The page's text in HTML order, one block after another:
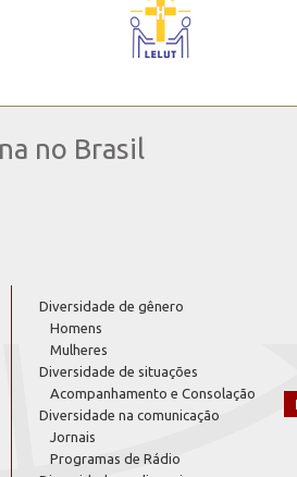
no Brasil
Diversidade de gênero
Homens
Mulheres
Diversidade de situações
Acompanhamento e Consolação
Diversidade na comunicação
Jornais
Programas de Rádio